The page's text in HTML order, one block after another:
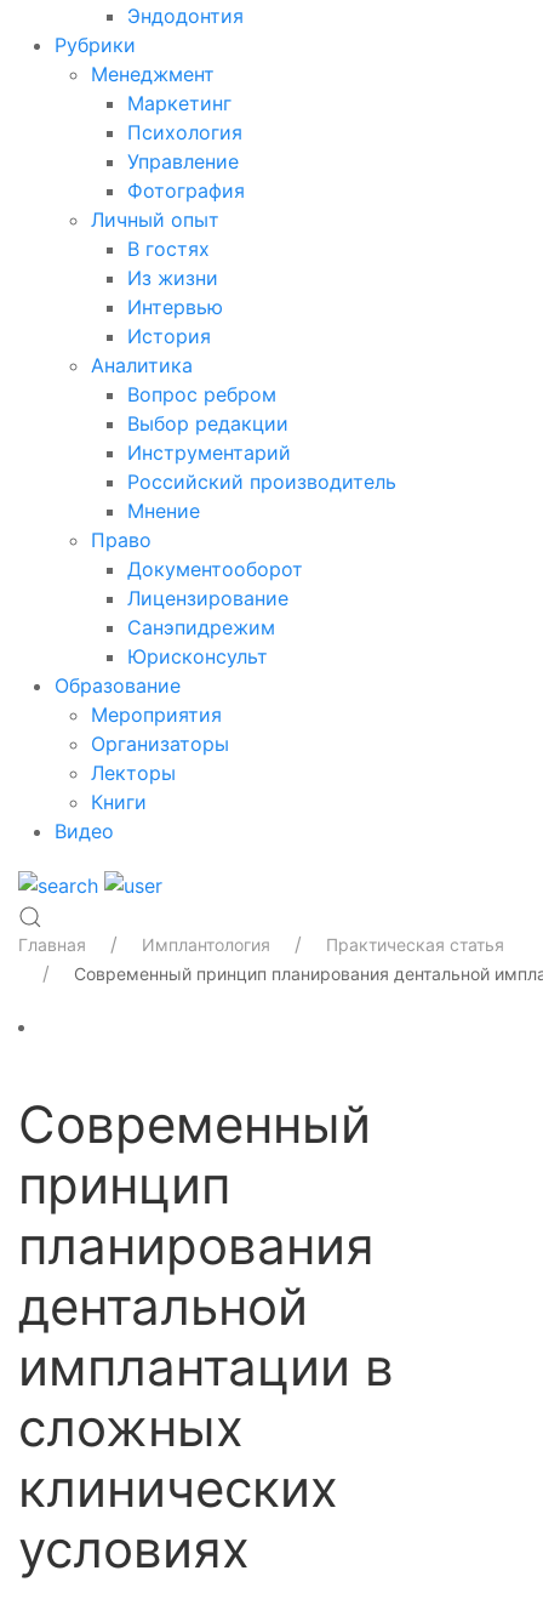
Эндодонтия
Рубрики
Менеджмент
Маркетинг
Психология
Управление
Фотография
Личный опыт
В гостях
Из жизни
Интервью
История
Аналитика
Вопрос ребром
Выбор редакции
Инструментарий
Российский производитель
Мнение
Право
Документооборот
Лицензирование
Санэпидрежим
Юрисконсульт
Образование
Мероприятия
Организаторы
Лекторы
Книги
Видео
Главная Имплантология
Практическая статья
Современный принцип планирования дентальной
Современный
принцип
планирования
дентальной
имплантации в
сложных
клинических
условиях